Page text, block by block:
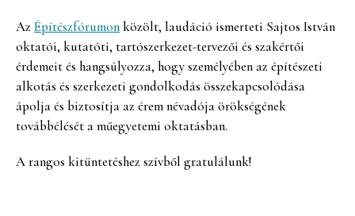
Az Építészfórumonközölt, laudáció ismerteti Sajtos István
oktatói, kutatóti, tartószerkezet-tervezői és szakértői
érdemeit és hangsúlyozza, hogy személyében az építészeti
alkotás és szerkezeti gondolkodás összekapcsolódása
ápolja és biztosítja az érem névadója örökségének
továbbélését a műegyetemi oktatásban.
A rangos kitüntetéshez szívből gratulálunk!